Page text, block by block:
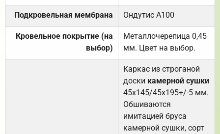
Подкровельная мембрана Ондутис А100
Кровельное покрытие (на
выбор)
Металлочерепица 0,45
мм. Цвет на выбор.
Каркас из строганой
доски камерной сушки
45х145/45х195+/-5 мм.
Обшиваются
имитацией бруса
камерной сушки, сорт